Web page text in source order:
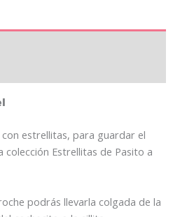
estrellitas, para guardar el
colección Estrellitas de Pasito a
podrás llevarla colgada de la